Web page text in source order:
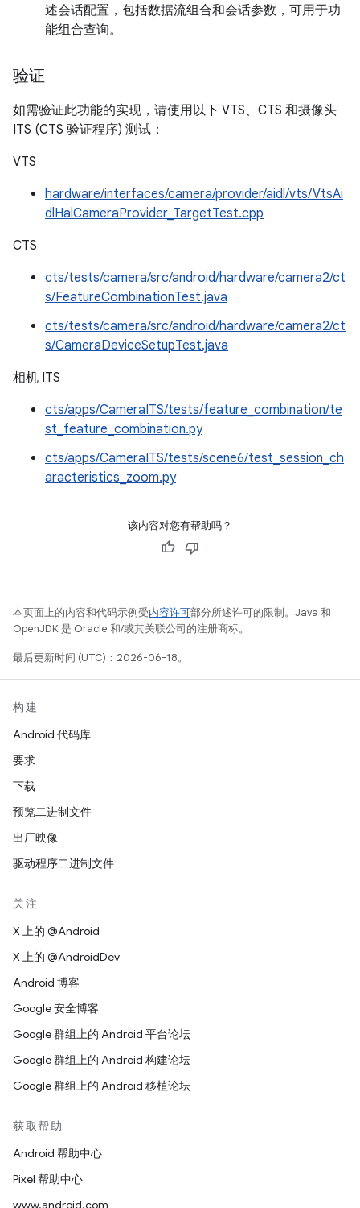
述会话配置，包括数据流组合和会话参数，可用于功
能组合查询。
验证
如需验证此功能的实现，请使用以下 VTS、CTS 和摄像头
ITS (CTS 验证程序) 测试：
VTS
hardware/interfaces/camera/provider/aidl/vts/VtsAi
dlHalCameraProvider_TargetTest.cpp
CTS
cts/tests/camera/src/android/hardware/camera2/ct
s/FeatureCombinationTest.java
cts/tests/camera/src/android/hardware/camera2/ct
s/CameraDeviceSetupTest.java
相机 ITS
cts/apps/CameraITS/tests/feature_combination/te
st_feature_combination.py
cts/apps/CameraITS/tests/scene6/test_session_ch
aracteristics_zoom.py
该内容对您有帮助吗？
本页面上的内容和代码示例受内容许可部分所述许可的限制。Java 和
OpenJDK 是 Oracle 和/或其关联公司的注册商标。
最后更新时间 (UTC)：2026-06-18。
构建
Android 代码库
要求
下载
预览二进制文件
出厂映像
驱动程序二进制文件
关注
X 上的 @Android
X 上的 @AndroidDev
Android 博客
Google 安全博客
Google 群组上的 Android 平台论坛
Google 群组上的 Android 构建论坛
Google 群组上的 Android 移植论坛
获取帮助
Android 帮助中心
Pixel 帮助中心
www.android.com